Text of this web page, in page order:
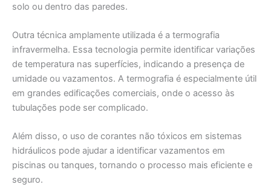
solo ou dentro das paredes.
Outra técnica amplamente utilizada é a termografia
infravermelha. Essa tecnologia permite identificar variações
de temperatura nas superfícies, indicando a presença de
umidade ou vazamentos. A termografia é especialmente útil
em grandes edificações comerciais, onde o acesso às
tubulações pode ser complicado.
Além disso, o uso de corantes não tóxicos em sistemas
hidráulicos pode ajudar a identificar vazamentos em
piscinas ou tanques, tornando o processo mais eficiente e
seguro.